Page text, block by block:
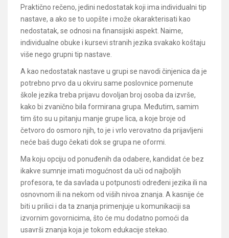
Praktično rečeno, jedini nedostatak koji ima individualni tip
nastave, a ako se to uopšte i može okarakterisati kao
nedostatak, se odnosi na finansijski aspekt. Naime,
individualne obuke i kursevi stranih jezika svakako koštaju
više nego grupni tip nastave.
A kao nedostatak nastave u grupi se navodi činjenica da je
potrebno prvo da u okviru same poslovnice pomenute
škole jezika treba prijavu dovoljan broj osoba da izvrše,
kako bi zvanično bila formirana grupa. Međutim, samim
tim što su u pitanju manje grupe lica, a koje broje od
četvoro do osmoro njih, to je i vrlo verovatno da prijavljeni
neće baš dugo čekati dok se grupa ne oformi.
Ma koju opciju od ponuđenih da odabere, kandidat će bez
ikakve sumnje imati mogućnost da uči od najboljih
profesora, te da savlada u potpunosti određeni jezika ili na
osnovnom ili na nekom od viših nivoa znanja. A kasnije će
biti u prilici i da ta znanja primenjuje u komunikaciji sa
izvornim govornicima, što će mu dodatno pomoći da
usavrši znanja koja je tokom edukacije stekao.